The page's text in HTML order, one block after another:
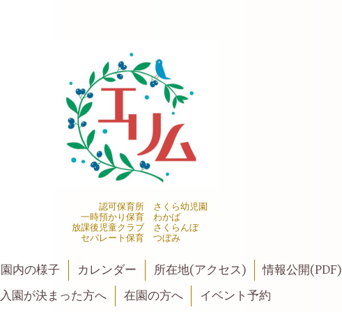
認可保育所 さくら幼児園
一時預かり保育 わかば
放課後児童クラブ さくらんぼ
セパレート保育 つぼみ
園内の様子 カレンダー 所在地(アクセス) 情報公開(PDF)
入園が決まった方へ
在園の方へ イベント予約